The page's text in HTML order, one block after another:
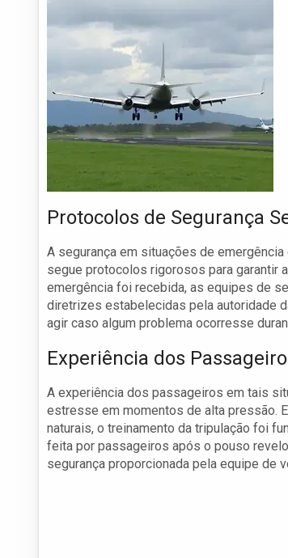
Protocolos de Segurança
A segurança em situações de
segue protocolos rigorosos para garantir
emergência foi recebida, as equipes de
diretrizes estabelecidas pela autoridade
agir caso algum problema ocorresse
Experiência dos
A experiência dos passageiros em tais
estresse em momentos de alta pressão.
naturais, o treinamento da tripulação foi
feita por passageiros após o pouso
segurança proporcionada pela equipe de